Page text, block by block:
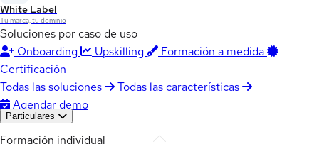
White Label
Tu marca, tu dominio
Soluciones por caso de uso
Onboarding
Upskilling
Formación a medida
Certificación
Todas las soluciones
Todas las características
Agendar demo
Particulares
Formación individual